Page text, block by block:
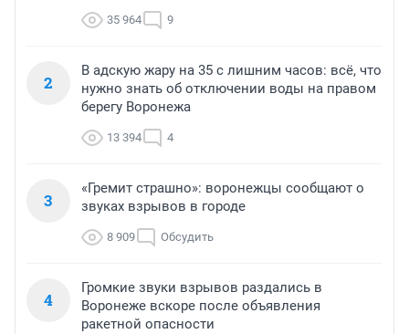
35 964 9
2
В адскую жару на 35 с лишним часов: всё, что
нужно знать об отключении воды на правом
берегу Воронежа
13 394 4
3
«Гремит страшно»: воронежцы сообщают о
звуках взрывов в городе
8 909 Обсудить
4
Громкие звуки взрывов раздались в
Воронеже вскоре после объявления
ракетной опасности